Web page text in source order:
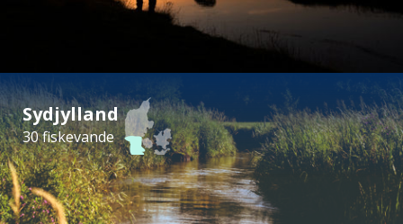
Sydjylland
30 fiskevande